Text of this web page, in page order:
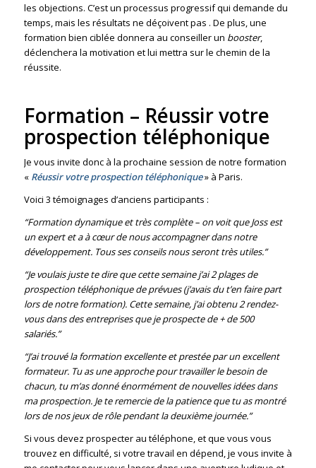
les objections. C’est un processus progressif qui demande du
temps, mais les résultats ne déçoivent pas . De plus, une
formation bien ciblée donnera au conseiller un booster,
déclenchera la motivation et lui mettra sur le chemin de la
réussite.
Formation – Réussir votre
prospection téléphonique
Je vous invite donc à la prochaine session de notre formation
« Réussir votre prospection téléphonique» à Paris.
Voici 3 témoignages d’anciens participants :
“Formation dynamique et très complète – on voit que Joss est
un expert et a à cœur de nous accompagner dans notre
développement. Tous ses conseils nous seront très utiles.”
“Je voulais juste te dire que cette semaine j’ai 2 plages de
prospection téléphonique de prévues (j’avais du t’en faire part
lors de notre formation). Cette semaine, j’ai obtenu 2 rendez-
vous dans des entreprises que je prospecte de + de 500
salariés.”
“J’ai trouvé la formation excellente et prestée par un excellent
formateur. Tu as une approche pour travailler le besoin de
chacun, tu m’as donné énormément de nouvelles idées dans
ma prospection. Je te remercie de la patience que tu as montré
lors de nos jeux de rôle pendant la deuxième journée.”
Si vous devez prospecter au téléphone, et que vous vous
trouvez en difficulté, si votre travail en dépend, je vous invite à